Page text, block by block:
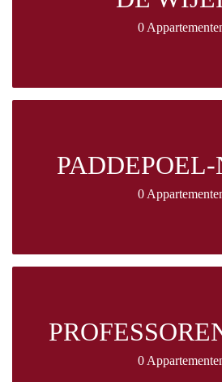
0
0
0